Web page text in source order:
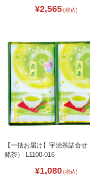
¥2,565(税込)
【一括お届け】宇治茶詰合せ
銘茶） L1100-016
¥1,080(税込)